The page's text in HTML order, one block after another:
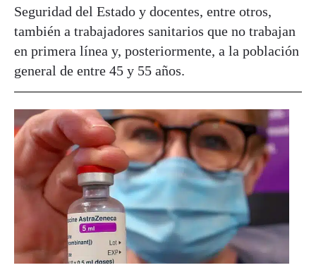
Seguridad del Estado y docentes, entre otros,
también a trabajadores sanitarios que no trabajan
en primera línea y, posteriormente, a la población
general de entre 45 y 55 años.